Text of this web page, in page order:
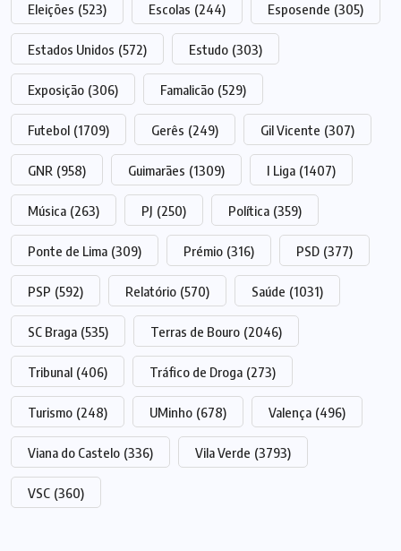
Eleições (523) Escolas (244) Esposende (305)
Estados Unidos (572) Estudo (303)
Exposição (306) Famalicão (529)
Futebol (1709) Gerês (249) Gil Vicente (307)
GNR (958) Guimarães (1309) I Liga (1407)
Música (263) PJ (250) Política (359)
Ponte de Lima (309) Prémio (316) PSD (377)
PSP (592) Relatório (570) Saúde (1031)
SC Braga (535) Terras de Bouro (2046)
Tribunal (406) Tráfico de Droga (273)
Turismo (248) UMinho (678) Valença (496)
Viana do Castelo (336) Vila Verde (3793)
VSC (360)